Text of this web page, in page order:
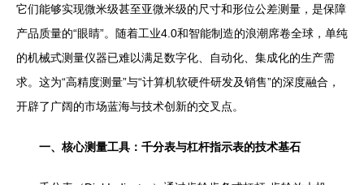
它们能够实现微米级甚至亚微米级的尺寸和形位公差测量，是保障
产品质量的“眼睛”。随着工业4.0和智能制造的浪潮席卷全球，单纯
的机械式测量仪器已难以满足数字化、自动化、集成化的生产需
求。这为“高精度测量”与“计算机软硬件研发及销售”的深度融合，
开辟了广阔的市场蓝海与技术创新的交叉点。
一、核心测量工具：千分表与杠杆指示表的技术基石